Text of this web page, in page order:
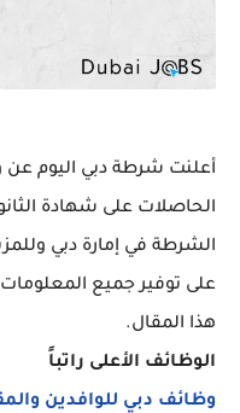
أعلنت شرطة دبي اليوم
الحاصلات على شهادة
الشرطة في إمارة دبي
على توفير جميع
هذا المقال.
الوظائف الأعلى راتباً
وظائف دبي للوافدين